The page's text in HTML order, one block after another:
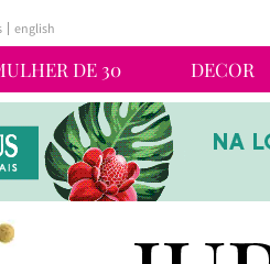
DE 30 DECOR
english